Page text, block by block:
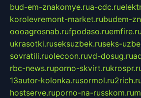
bud-em-znakomye.rua-cdc.ru
korolevremont-market.rubudem-
oooagrosnab.rufpodaso.ruemfire.ru
ukrasotki.ruseksuzbek.ruseks-
sovratili.ruolecoon.ruvd-dosug.ru
rbc-news.ruporno-skvirt.ru
13autor-kolonka.rusormol.ru
hostserve.ruporno-na-russkom.ru